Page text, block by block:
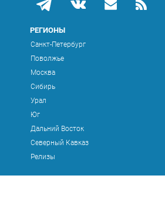
РЕГИОНЫ
Санкт-Петербург
Поволжье
Москва
Сибирь
Урал
Юг
Дальний Восток
Северный Кавказ
Релизы